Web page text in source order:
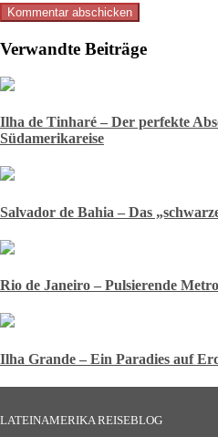
Verwandte Beiträge
Ilha de Tinharé – Der perfekte
Südamerikareise
Salvador de Bahia – Das
Rio de Janeiro – Pulsierende
Ilha Grande – Ein Paradies auf
LATEINAMERIKA REISEBLOG